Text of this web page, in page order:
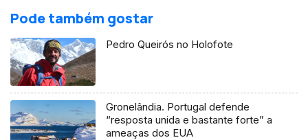
Pode também gostar
Pedro Queirós no Holofote
Gronelândia. Portugal defende
“resposta unida e bastante forte” a
ameaças dos EUA